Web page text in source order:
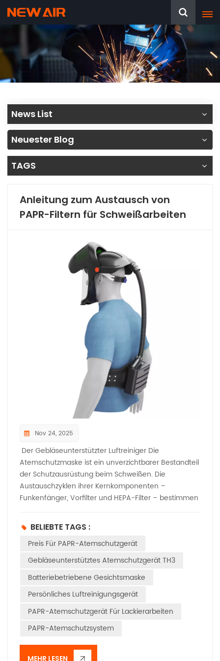
News List
Neuester Blog
TAGS
Anleitung zum Austausch von
PAPR-Filtern für Schweißarbeiten
Nov 24, 2025
Der Gebläseunterstützter Luftreiniger Die
Atemschutzmaske ist ein unverzichtbarer Bestandteil
der Schutzausrüstung beim Schweißen. Die
Austauschzyklen ihrer Kernkomponenten –
Funkenfänger, Vorfilter und HEPA-Filter – bestimmen
Betriebssicherheit. Dieser Artikel beschreibt die
wichtigsten Austauschrichtlinien für diese drei
wesentlichen Komponenten in typischen
Schweißumgebungen, in denen eine
Schweißumgebung (gekennzeichnet durch gute
Belüftung, 8-Stunden-Einschichtbetrieb und
Kohlenstoffstahl/Edelstahl) erzeugt große Mengen
an Rauch, Funken und Metallpartikeln. Die drei
erzielen eine Reinigung durch mehrstufige Filterung:
BELIEBTE TAGS :
Preis Für PAPR-Atemschutzgerät
Gebläseunterstütztes Atemschutzgerät TH3
Batteriebetriebene Gesichtsmaske
Persönliches Luftreinigungsgerät
PAPR-Atemschutzgerät Für Lackierarbeiten
PAPR-Atemschutzsystem
MEHR LESEN